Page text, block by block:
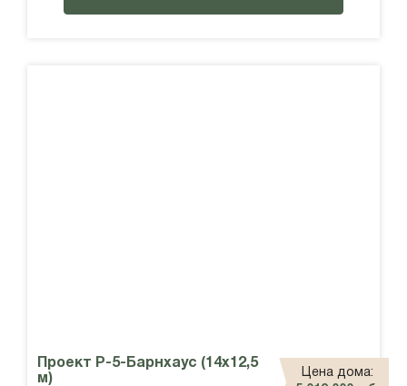
Проект Р-5-Барнхаус (14х12,5
м)
Цена дома: